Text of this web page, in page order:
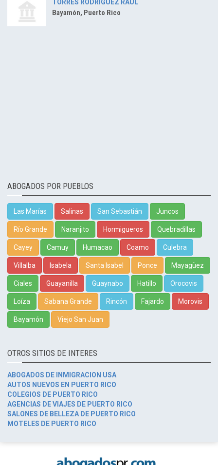
TORRES RODRIGUEZ RAUL
Bayamón, Puerto Rico
ABOGADOS POR PUEBLOS
Las Marías Salinas San Sebastián Juncos
Río Grande Naranjito Hormigueros Quebradillas
Cayey Camuy Humacao Coamo Culebra
Villalba Isabela Santa Isabel Ponce Mayagüez
Ciales Guayanilla Guaynabo Hatillo Orocovis
Loíza Sabana Grande Rincón Fajardo Morovis
Bayamón Viejo San Juan
OTROS SITIOS DE INTERES
ABOGADOS DE INMIGRACION USA
AUTOS NUEVOS EN PUERTO RICO
COLEGIOS DE PUERTO RICO
AGENCIAS DE VIAJES DE PUERTO RICO
SALONES DE BELLEZA DE PUERTO RICO
MOTELES DE PUERTO RICO